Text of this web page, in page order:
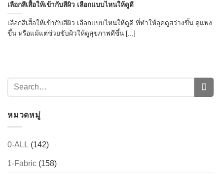
เลือกสีเสื้อให้เข้ากับสีผิว เลือกแบบไหนให้ดูดี
เลือกสีเสื้อให้เข้ากับสีผิว เลือกแบบไหนให้ดูดี ที่ทำให้ลุคดูสว่างขึ้น ดูแพง
ขึ้น หรือแม้แต่ช่วยขับผิวให้ดูสุขภาพดีขึ้น [...]
หมวดหมู่
0-ALL (142)
1-Fabric (158)